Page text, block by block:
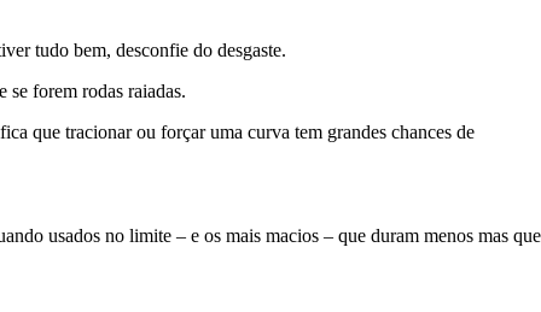
tudo bem, desconfie do desgaste.
se forem rodas raiadas.
que tracionar ou forçar uma curva tem grandes chances de
usados no limite – e os mais macios – que duram menos mas que